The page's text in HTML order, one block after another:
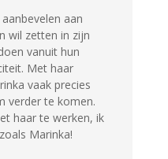
aan
wil zetten in zijn
vanuit hun
Met haar
vaak precies
verder te komen.
haar te werken, ik
Marinka!